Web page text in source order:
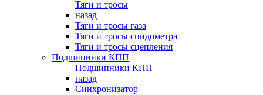
Тяги и тросы
назад
Тяги и тросы газа
Тяги и тросы спидометра
Тяги и тросы сцепления
Подшипники КПП
Подшипники КПП
назад
Синхронизатор